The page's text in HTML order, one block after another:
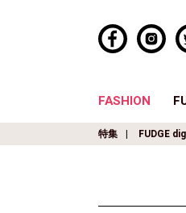
FASHION
特集 FUDGE